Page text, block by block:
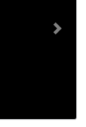
Next